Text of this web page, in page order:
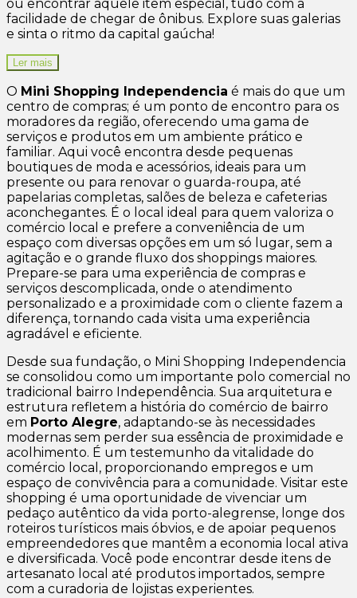
ou encontrar aquele item especial, tudo com a
facilidade de chegar de ônibus. Explore suas galerias
e sinta o ritmo da capital gaúcha!
Ler mais
O Mini Shopping Independencia é mais do que um
centro de compras; é um ponto de encontro para os
moradores da região, oferecendo uma gama de
serviços e produtos em um ambiente prático e
familiar. Aqui você encontra desde pequenas
boutiques de moda e acessórios, ideais para um
presente ou para renovar o guarda-roupa, até
papelarias completas, salões de beleza e cafeterias
aconchegantes. É o local ideal para quem valoriza o
comércio local e prefere a conveniência de um
espaço com diversas opções em um só lugar, sem a
agitação e o grande fluxo dos shoppings maiores.
Prepare-se para uma experiência de compras e
serviços descomplicada, onde o atendimento
personalizado e a proximidade com o cliente fazem a
diferença, tornando cada visita uma experiência
agradável e eficiente.
Desde sua fundação, o Mini Shopping Independencia
se consolidou como um importante polo comercial no
tradicional bairro Independência. Sua arquitetura e
estrutura refletem a história do comércio de bairro
em Porto Alegre, adaptando-se às necessidades
modernas sem perder sua essência de proximidade e
acolhimento. É um testemunho da vitalidade do
comércio local, proporcionando empregos e um
espaço de convivência para a comunidade. Visitar este
shopping é uma oportunidade de vivenciar um
pedaço autêntico da vida porto-alegrense, longe dos
roteiros turísticos mais óbvios, e de apoiar pequenos
empreendedores que mantêm a economia local ativa
e diversificada. Você pode encontrar desde itens de
artesanato local até produtos importados, sempre
com a curadoria de lojistas experientes.